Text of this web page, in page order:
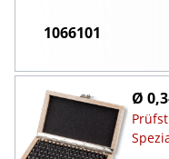
1066101
Ø